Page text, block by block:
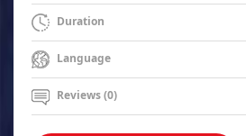
Duration
Language
Reviews (0)